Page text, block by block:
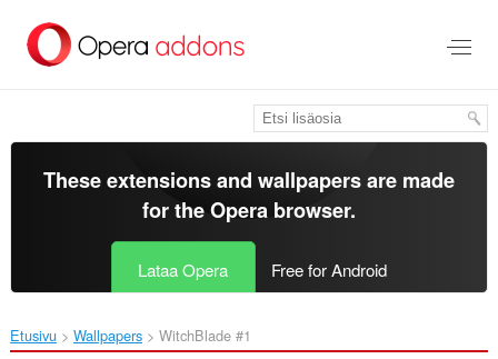
pääsisältöön
These extensions and wallpapers are made
for theOpera browser.
Lataa Opera Free for Android
Etusivu Wallpapers WitchBlade #1‎